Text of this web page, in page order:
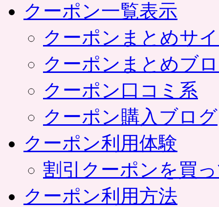
クーポン一覧表示
クーポンまとめサ
クーポンまとめブ
クーポン口コミ系
クーポン購入ブログ
クーポン利用体験
割引クーポンを買
クーポン利用方法